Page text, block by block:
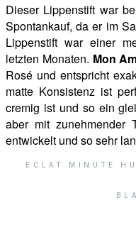
Dieser Lippenstift war
Spontankauf, da er im
Lippenstift war einer
letzten Monaten. Mon
Rosé und entspricht
matte Konsistenz ist
cremig ist und so ein
aber mit zunehmender
entwickelt und so sehr
ECLAT MINUTE